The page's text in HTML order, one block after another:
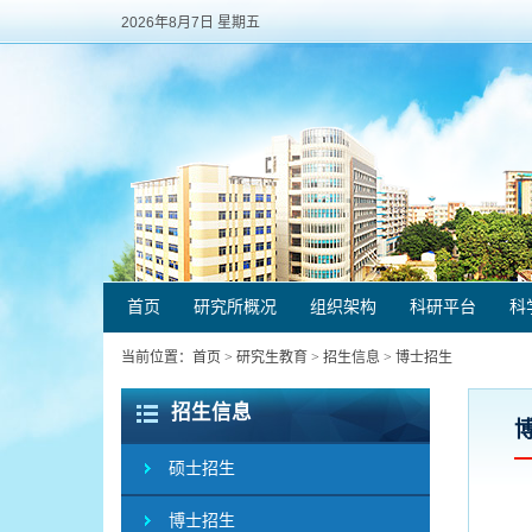
2026年8月7日 星期五
首页 研究所概况 组织架构 科研平台 科
当前位置： 首页 > 研究生教育 > 招生信息 > 博士招生
招生信息
硕士招生
博士招生